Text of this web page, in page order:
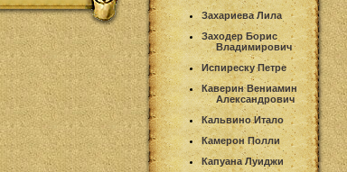
Захариева Лила
Заходер Борис
Владимирович
Испиреску Петре
Каверин Вениамин
Александрович
Кальвино Итало
Камерон Полли
Капуана Луиджи